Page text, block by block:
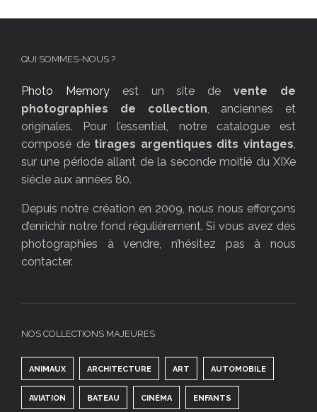
QUI SOMMES-NOUS ?
Photo Memoryest un site devente de
photographies de collection, anciennes et
originales. Pour l’essentiel, notre catalogue est
composé de tirages argentiques dits vintages,
sur une période allant de la seconde moitié du XIXe
siècle aux années 80.
Depuis notre création en 2009, nous nous efforçons
d’enrichir notre fond régulièrement. Si vous avez des
photographies à vendre, n’hésitez pas à nous
contacter.
NOS COLLECTIONS MAJEURES
ANIMAUX ARCHITECTURE ART AUTOMOBILE
AVIATION BATEAU CINÉMA ENFANTS